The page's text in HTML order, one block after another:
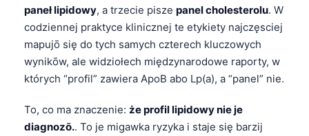
paneł lipidowy, a trzecie pisze panel cholesterolu. W
codziennej praktyce klinicznej te etykiety najczęsciej
mapujō się do tych samych czterech kluczowych
wynikōw, ale widziołech międzynarodowe raporty, w
których “profil” zawiera ApoB abo Lp(a), a “panel” nie.
To, co ma znaczenie: że profil lipidowy nie je
diagnozō.. To je migawka ryzyka i staje się barzij